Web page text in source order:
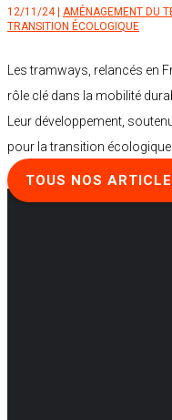
12/11/24| AMÉNAGEMENT DU
TRANSITION ÉCOLOGIQUE
Les tramways, relancés en
rôle clé dans la mobilité
Leur développement,
pour la transition écologique
TOUS NOS